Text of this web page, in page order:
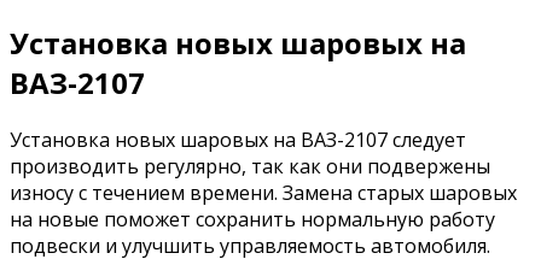
Установка новых шаровых на
ВАЗ-2107
Установка новых шаровых на ВАЗ-2107 следует
производить регулярно, так как они подвержены
износу с течением времени. Замена старых шаровых
на новые поможет сохранить нормальную работу
подвески и улучшить управляемость автомобиля.